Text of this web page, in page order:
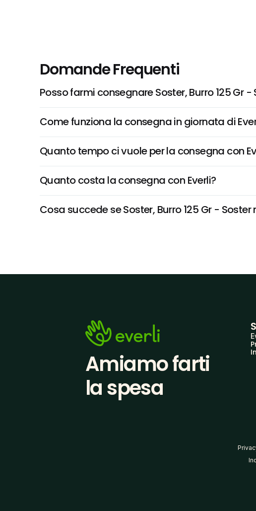
Domande Frequenti
Posso farmi consegnare Soster, Burro 125 Gr -
Come funziona la consegna in giornata di
Quanto tempo ci vuole per la consegna con
Quanto costa la consegna con Everli?
Cosa succede se Soster, Burro 125 Gr -
Amiamo farti
la spesa